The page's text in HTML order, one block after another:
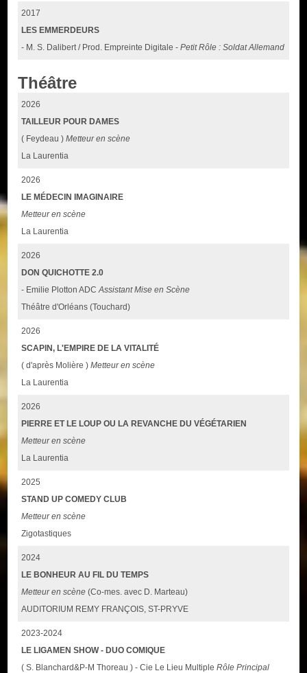
2017
LES EMMERDEURS
- M. S. Dalibert / Prod. Empreinte Digitale -Petit Rôle : Soldat Allemand
Théâtre
2026
TAILLEUR POUR DAMES
( Feydeau )Metteur en scène
La Laurentia
2026
LE MÉDECIN IMAGINAIRE
Metteur en scène
La Laurentia
2026
DON QUICHOTTE 2.0
- Emilie Plotton ADCAssistant Mise en Scène
Théâtre d'Orléans (Touchard)
2026
SCAPIN, L'EMPIRE DE LA VITALITÉ
( d'après Molière )Metteur en scène
La Laurentia
2026
PIERRE ET LE LOUP OU LA REVANCHE DU VÉGÉTARIEN
Metteur en scène
La Laurentia
2025
STAND UP COMEDY CLUB
Metteur en scène
Zigotastiques
2024
LE BONHEUR AU FIL DU TEMPS
Metteur en scène (Co-mes. avec D. Marteau)
AUDITORIUM REMY FRANÇOIS, ST-PRYVE
2023-2024
LE LIGAMEN SHOW - DUO COMIQUE
( S. Blanchard&P-M Thoreau ) - Cie Le Lieu MultipleRôle Principal